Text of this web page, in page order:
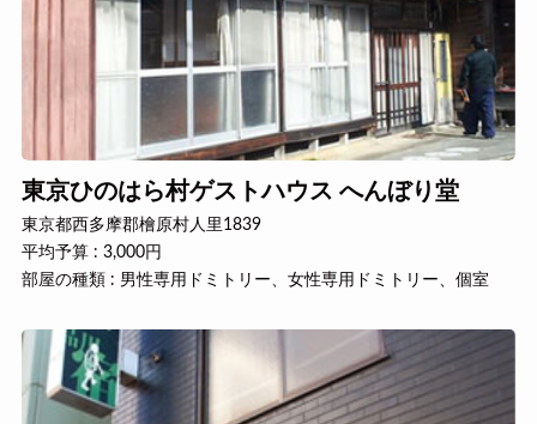
東京ひのはら村ゲストハウス へんぼり堂
東京都西多摩郡檜原村人里1839
平均予算 : 3,000円
部屋の種類 : 男性専用ドミトリー、女性専用ドミトリー、個室